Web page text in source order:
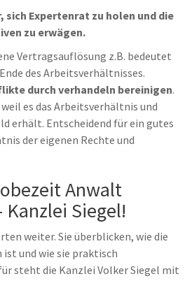
sich Expertenrat zu holen und die
zu erwägen.
Vertragsauflösung z.B. bedeutet
des Arbeitsverhältnisses.
durch verhandeln bereinigen.
es das Arbeitsverhältnis und
erhält. Entscheidend für ein gutes
der eigenen Rechte und
Anwalt
Kanzlei Siegel!
weiter. Sie überblicken, wie die
und wie sie praktisch
steht die Kanzlei Volker Siegel mit